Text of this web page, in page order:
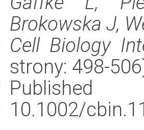
Brokowska J,
Cell Biology
strony: 498-
Published
10.1002/